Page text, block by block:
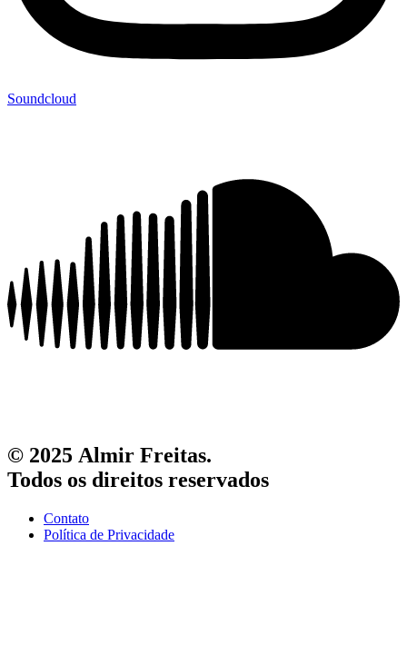
Soundcloud
© 2025 Almir Freitas.
Todos os direitos reservados
Contato
Política de Privacidade